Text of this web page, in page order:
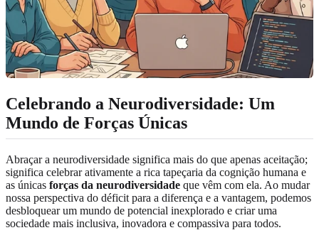
Celebrando a Neurodiversidade: Um
Mundo de Forças Únicas
Abraçar a neurodiversidade significa mais do que apenas aceitação;
significa celebrar ativamente a rica tapeçaria da cognição humana e
as únicas forças da neurodiversidade que vêm com ela. Ao mudar
nossa perspectiva do déficit para a diferença e a vantagem, podemos
desbloquear um mundo de potencial inexplorado e criar uma
sociedade mais inclusiva, inovadora e compassiva para todos.